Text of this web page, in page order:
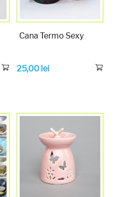
Cana Termo Sexy
25,00 lei